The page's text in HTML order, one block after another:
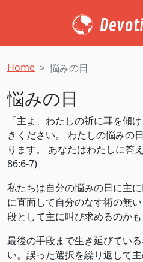
Home 悩みの日
悩みの日
「主よ、わたしの祈に耳を傾
きください。 わたしの悩みの
ります。 あなたはわたしに答
‭86‬:‭6‬-‭7‬)
私たちは自分の悩みの日に主
に直面して自分のなす術の無
段として主に叫び求めるのかも
最後の手段まで生き延びてい
い。誤った選択を繰り返して